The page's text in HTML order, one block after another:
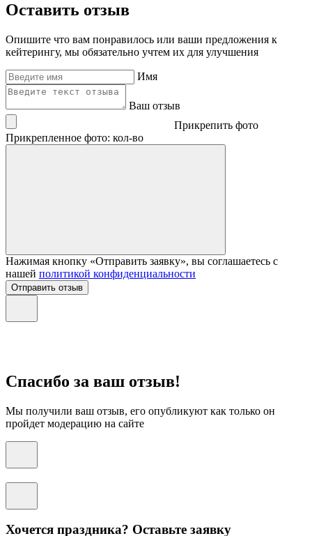
Оставить отзыв
Опишите что вам понравилось или ваши предложения к
кейтерингу, мы обязательно учтем их для улучшения
Имя
Ваш отзыв
Прикрепить фото
Прикрепленное фото: кол-во
Нажимая кнопку «Отправить заявку», вы соглашаетесь с
нашей политикой конфиденциальности
Отправить отзыв
Спасибо за ваш отзыв!
Мы получили ваш отзыв, его опубликуют как только он
пройдет модерацию на сайте
Хочется праздника? Оставьте заявку